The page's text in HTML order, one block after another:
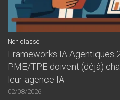
Non classé
Frameworks IA Agentiques
PME/TPE doivent (déjà)
leur agence IA
02/08/2026